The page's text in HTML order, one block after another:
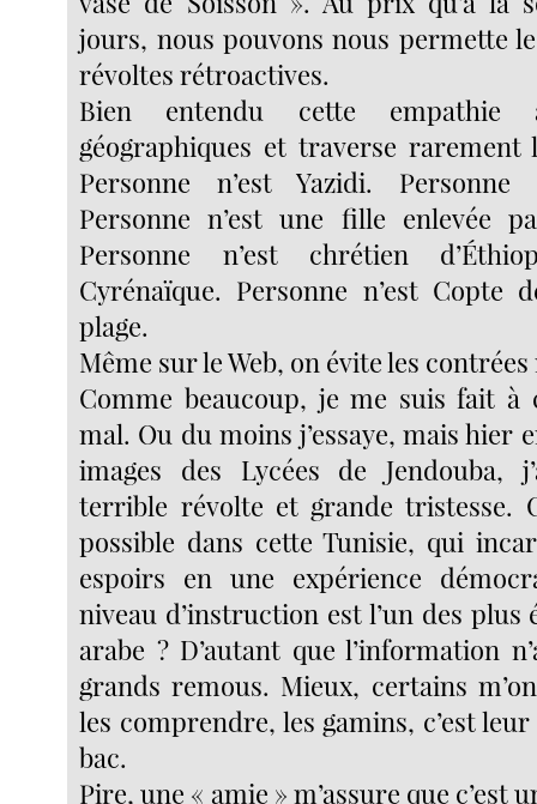
jours, nous pouvons nous permette
révoltes rétroactives.
Bien entendu cette
géographiques et traverse rarement
Personne n’est Yazidi. Personne
Personne n’est une fille enlevée
Personne n’est chrétien
Cyrénaïque. Personne n’est Copte
plage.
Même sur le Web, on évite les
Comme beaucoup, je me suis fait
mal. Ou du moins j’essaye, mais hier
images des Lycées de Jendouba,
terrible révolte et grande tristesse.
possible dans cette Tunisie, qui
espoirs en une expérience
niveau d’instruction est l’un des plus
arabe ? D’autant que l’information
grands remous. Mieux, certains
les comprendre, les gamins, c’est
bac.
Pire, une « amie » m’assure que c’est